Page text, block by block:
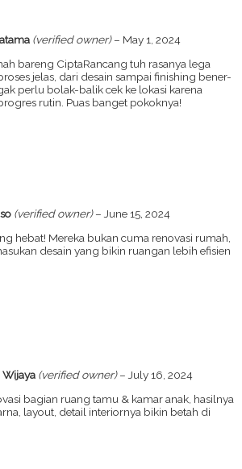
(verified owner) – May 1, 2024
bareng CiptaRancang tuh rasanya lega
jelas, dari desain sampai finishing bener-
perlu bolak-balik cek ke lokasi karena
rutin. Puas banget pokoknya!
(verified owner) – June 15, 2024
hebat! Mereka bukan cuma renovasi rumah,
desain yang bikin ruangan lebih efisien
Wijaya (verified owner) – July 16, 2024
bagian ruang tamu & kamar anak, hasilnya
layout, detail interiornya bikin betah di